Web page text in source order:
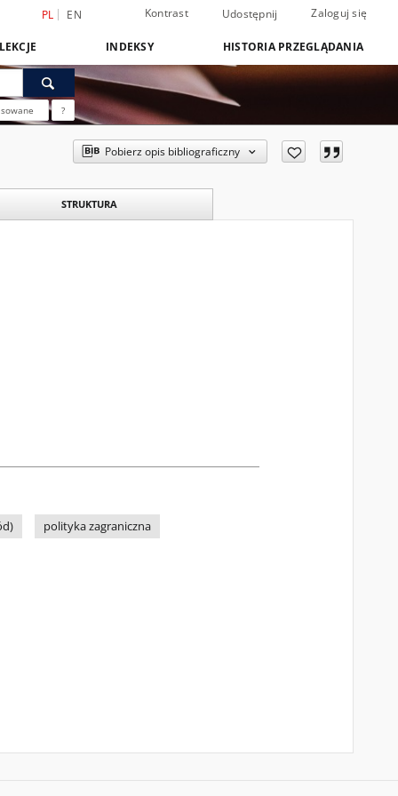
PL EN Kontrast Udostępnij Zaloguj się
INDEKSY HISTORIA PRZEGLĄDANIA
?
Pobierz opis bibliograficzny
STRUKTURA
polityka zagraniczna